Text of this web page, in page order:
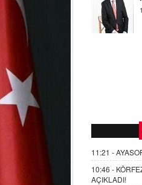
11:21 -
10:46 -
AÇIKLADI!